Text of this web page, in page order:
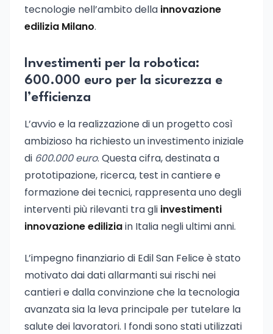
tecnologie nell’ambito della innovazione
edilizia Milano.
Investimenti per la robotica:
600.000 euro per la sicurezza e
l’efficienza
L’avvio e la realizzazione di un progetto così
ambizioso ha richiesto un investimento iniziale
di 600.000 euro. Questa cifra, destinata a
prototipazione, ricerca, test in cantiere e
formazione dei tecnici, rappresenta uno degli
interventi più rilevanti tra gli investimenti
innovazione ediliziain Italia negli ultimi anni.
L’impegno finanziario di Edil San Felice è stato
motivato dai dati allarmanti sui rischi nei
cantieri e dalla convinzione che la tecnologia
avanzata sia la leva principale per tutelare la
salute dei lavoratori. I fondi sono stati utilizzati